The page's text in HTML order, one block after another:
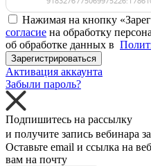
Нажимая на кнопку
согласие на обработку
об обработке данных в
Зарегистрироваться
Активация аккаунта
Забыли пароль?
Подпишитесь на рассылку
и получите запись вебинара за
Оставьте email и ссылка на
вам на почту